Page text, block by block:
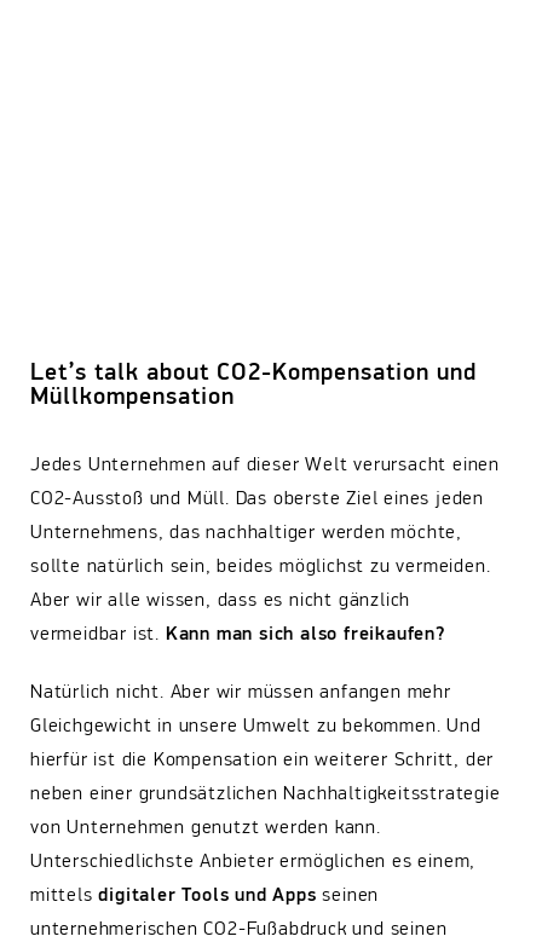
Let’s talk about CO2-Kompensation und
Müllkompensation
Jedes Unternehmen auf dieser Welt verursacht einen
CO2-Ausstoß und Müll. Das oberste Ziel eines jeden
Unternehmens, das nachhaltiger werden möchte,
sollte natürlich sein, beides möglichst zu vermeiden.
Aber wir alle wissen, dass es nicht gänzlich
vermeidbar ist. Kann man sich also freikaufen?
Natürlich nicht. Aber wir müssen anfangen mehr
Gleichgewicht in unsere Umwelt zu bekommen. Und
hierfür ist die Kompensation ein weiterer Schritt, der
neben einer grundsätzlichen Nachhaltigkeitsstrategie
von Unternehmen genutzt werden kann.
Unterschiedlichste Anbieter ermöglichen es einem,
mittelsdigitaler Tools und Apps seinen
unternehmerischen CO2-Fußabdruck und seinen